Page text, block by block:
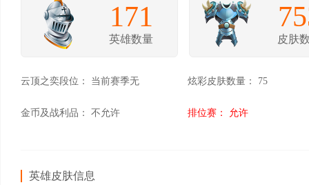
171
英雄数量 皮肤
云顶之奕段位： 当前赛季无 炫彩皮肤数量： 75
金币及战利品： 不允许 排位赛： 允许
英雄皮肤信息